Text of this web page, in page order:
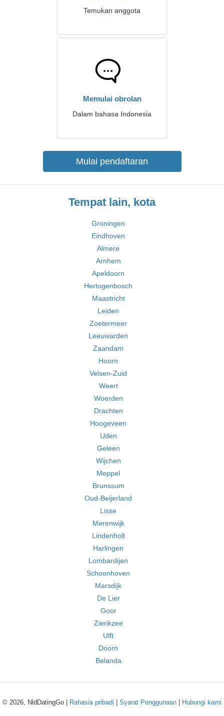
Temukan anggota
Memulai obrolan
Dalam bahasa Indonesia
Mulai pendaftaran
Tempat lain, kota
Groningen
Eindhoven
Almere
Arnhem
Apeldoorn
Hertogenbosch
Maastricht
Leiden
Zoetermeer
Leeuwarden
Zaandam
Hoorn
Velsen-Zuid
Weert
Woerden
Drachten
Hoogeveen
Uden
Geleen
Wijchen
Meppel
Brunssum
Oud-Beijerland
Lisse
Merenwijk
Lindenholt
Harlingen
Lombardijen
Schoonhoven
Marsdijk
De Lier
Goor
Zierikzee
Ulft
Doorn
Belanda
© 2026, NldDatingGo | Rahasia pribadi Syarat Penggunaan Hubungi kami